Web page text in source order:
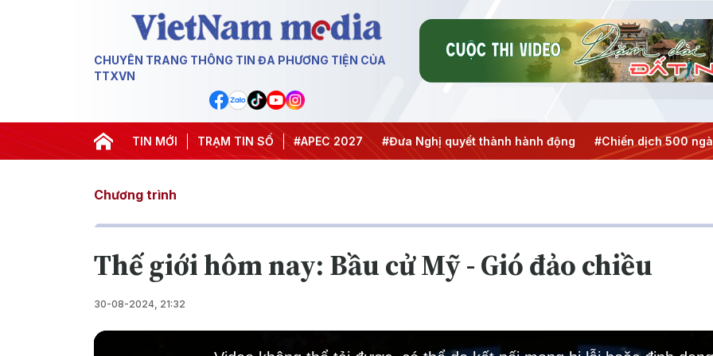
CHUYÊN TRANG THÔNG TIN ĐA PHƯƠNG TIỆN CỦA
TTXVN
TIN MỚI TRẠM TIN SỐ
#Hội nghị Trung ương 3 #APEC 2027 #Đưa Nghị quyết thành hành động #Chiến dịch 500 ngày đêm
Chương trình
Thế giới hôm nay: Bầu cử Mỹ - Gió đảo chiều
30-08-2024, 21:32
This